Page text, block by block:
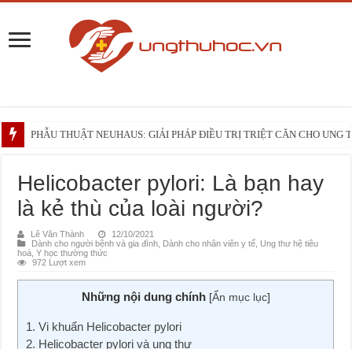
PHẪU THUẬT NEUHAUS: GIẢI PHÁP ĐIỀU TRỊ TRIỆT CĂN CHO UNG
Những điều bạn cần biết trước liệu trình xạ trị vùng đầu – cổ
ĐẠI CƯƠNG VỀ U HẮC TỐ HỆ TIÊU HÓA
Helicobacter pylori: Là bạn hay
là kẻ thù của loài người?
Lê Văn Thành
12/10/2021
Dành cho người bệnh và gia đình Dành cho nhân viên y tế Ung thư hệ tiêu
hoá ,Y học thường thức
972 Lượt xem
Những nội dung chính [Ẩn mục lục]
1. Vi khuẩn Helicobacter pylori
2. Helicobacter pylori và ung thư